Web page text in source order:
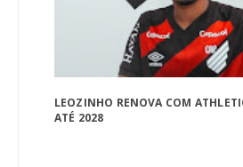
LEOZINHO RENOVA COM
ATÉ 2028